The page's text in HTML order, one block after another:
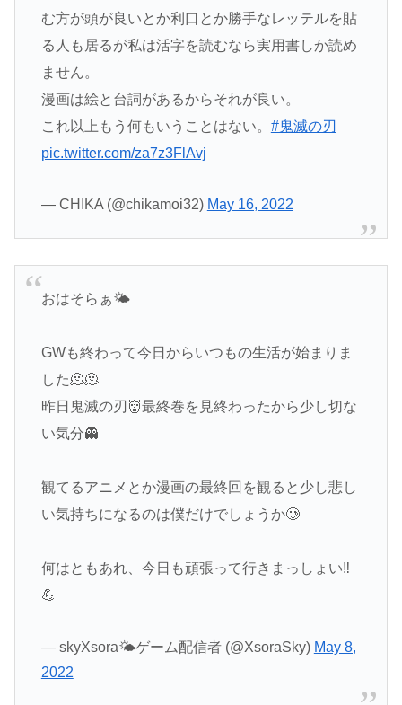
む方が頭が良いとか利口とか勝手なレッテルを貼
る人も居るが私は活字を読むなら実用書しか読め
ません。
漫画は絵と台詞があるからそれが良い。
これ以上もう何もいうことはない。 #鬼滅の刃
pic.twitter.com/za7z3FlAvj
— CHIKA (@chikamoi32) May 16, 2022
おはそらぁ🌤
GWも終わって今日からいつもの生活が始まりま
した🫠🫠
昨日鬼滅の刃👹最終巻を見終わったから少し切な
い気分👻
観てるアニメとか漫画の最終回を観ると少し悲し
い気持ちになるのは僕だけでしょうか🥲
何はともあれ、今日も頑張って行きまっしょい‼️
💪
— skyXsora🌤ゲーム配信者 (@XsoraSky) May 8,
2022